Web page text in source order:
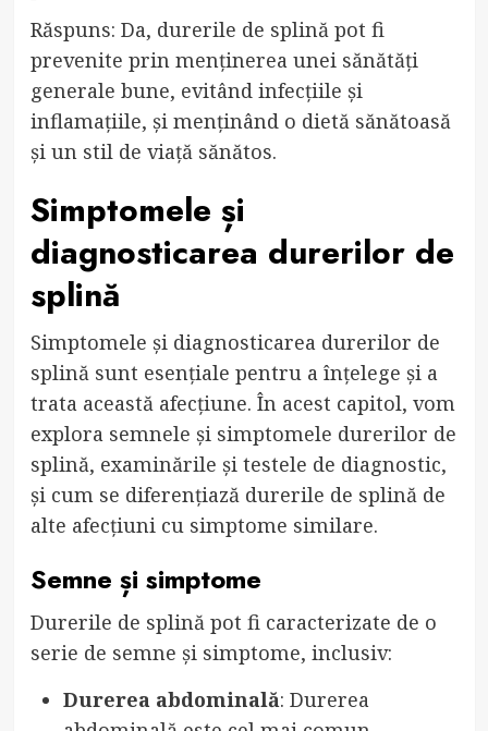
Răspuns: Da, durerile de splină pot fi
prevenite prin menținerea unei sănătăți
generale bune, evitând infecțiile și
inflamațiile, și menținând o dietă sănătoasă
și un stil de viață sănătos.
Simptomele și
diagnosticarea durerilor de
splină
Simptomele și diagnosticarea durerilor de
splină sunt esențiale pentru a înțelege și a
trata această afecțiune. În acest capitol, vom
explora semnele și simptomele durerilor de
splină, examinările și testele de diagnostic,
și cum se diferențiază durerile de splină de
alte afecțiuni cu simptome similare.
Semne și simptome
Durerile de splină pot fi caracterizate de o
serie de semne și simptome, inclusiv:
Durerea abdominală: Durerea